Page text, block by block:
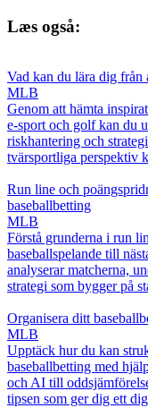
Læs også:
Vad kan du lära dig från
MLB
Genom att hämta
e-sport och golf kan du
riskhantering och
tvärsportliga perspektiv
Run line och
baseballbetting
MLB
Förstå grunderna i run
baseballspelande till
analyserar matcherna,
strategi som bygger på
Organisera ditt
MLB
Upptäck hur du kan
baseballbetting med
och AI till
tipsen som ger dig ett